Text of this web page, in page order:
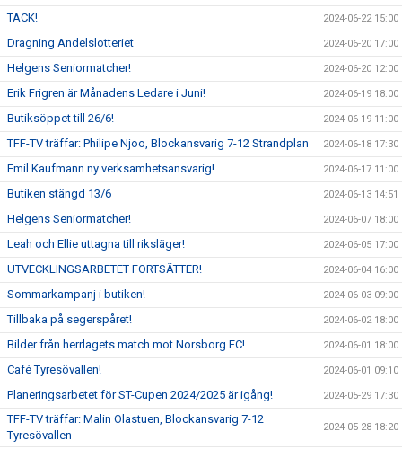
TACK! 2024-06-22 15:00
Dragning Andelslotteriet 2024-06-20 17:00
Helgens Seniormatcher! 2024-06-20 12:00
Erik Frigren är Månadens Ledare i Juni! 2024-06-19 18:00
Butiksöppet till 26/6! 2024-06-19 11:00
TFF-TV träffar: Philipe Njoo, Blockansvarig 7-12 Strandplan 2024-06-18 17:30
Emil Kaufmann ny verksamhetsansvarig! 2024-06-17 11:00
Butiken stängd 13/6 2024-06-13 14:51
Helgens Seniormatcher! 2024-06-07 18:00
Leah och Ellie uttagna till riksläger! 2024-06-05 17:00
UTVECKLINGSARBETET FORTSÄTTER! 2024-06-04 16:00
Sommarkampanj i butiken! 2024-06-03 09:00
Tillbaka på segerspåret! 2024-06-02 18:00
Bilder från herrlagets match mot Norsborg FC! 2024-06-01 18:00
Café Tyresövallen! 2024-06-01 09:10
Planeringsarbetet för ST-Cupen 2024/2025 är igång! 2024-05-29 17:30
TFF-TV träffar: Malin Olastuen, Blockansvarig 7-12
Tyresövallen
2024-05-28 18:20